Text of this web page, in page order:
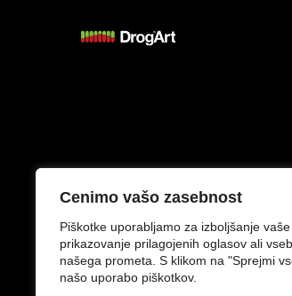
Cenimo vašo zasebnost
Piškotke uporabljamo za izboljšanje
prikazovanje prilagojenih oglasov ali
našega prometa. S klikom na "Sprejmi
našo uporabo piškotkov.